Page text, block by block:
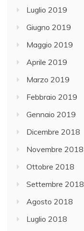
Luglio 2019
Giugno 2019
Maggio 2019
Aprile 2019
Marzo 2019
Febbraio 2019
Gennaio 2019
Dicembre 2018
Novembre 2018
Ottobre 2018
Settembre 2018
Agosto 2018
Luglio 2018